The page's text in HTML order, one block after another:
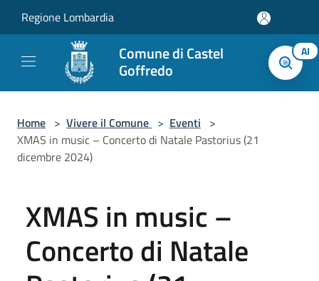
Regione Lombardia
Comune di Castel
Goffredo
AI
Home > Vivere il Comune > Eventi >
XMAS in music – Concerto di Natale Pastorius (21
dicembre 2024)
XMAS in music –
Concerto di Natale